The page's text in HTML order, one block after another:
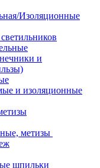
Изоляционные
и
и изоляционные
метизы
шпильки